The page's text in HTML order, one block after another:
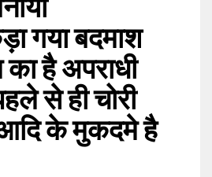
गया बदमाश
का है अपराधी
से ही चोरी
के मुकदमे है